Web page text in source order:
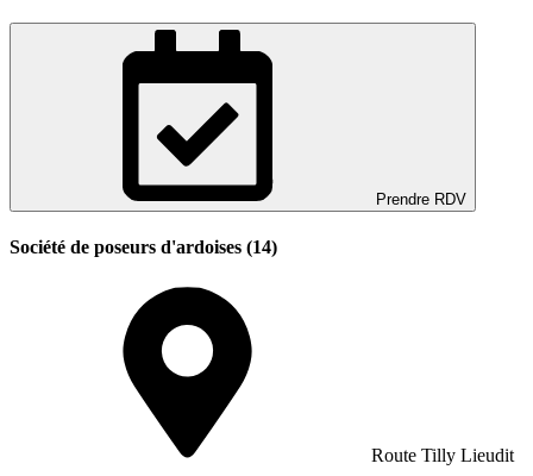
Prendre RDV
Société de poseurs d'ardoises (14)
Route Tilly Lieudit